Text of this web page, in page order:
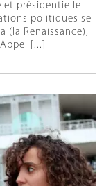
et présidentielle
politiques se
(la Renaissance),
[...]